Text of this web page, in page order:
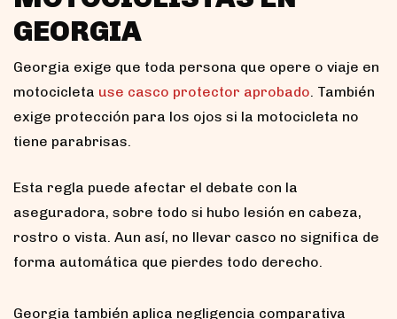
GEORGIA
Georgia exige que toda persona que opere o viaje en
motocicleta use casco protector aprobado. También
exige protección para los ojos si la motocicleta no
tiene parabrisas.
Esta regla puede afectar el debate con la
aseguradora, sobre todo si hubo lesión en cabeza,
rostro o vista. Aun así, no llevar casco no significa de
forma automática que pierdes todo derecho.
Georgia también aplica negligencia comparativa